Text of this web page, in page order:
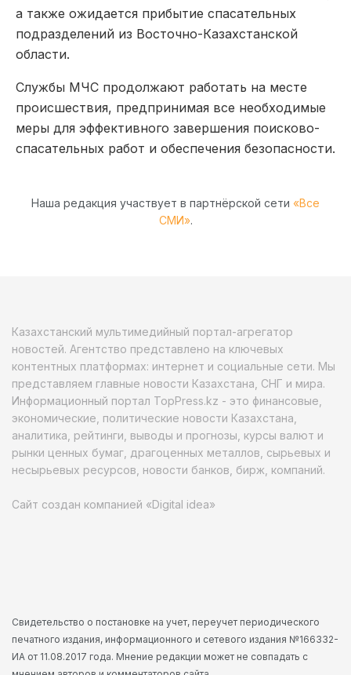
а также ожидается прибытие спасательных
подразделений из Восточно-Казахстанской
области.
Службы МЧС продолжают работать на месте
происшествия, предпринимая все необходимые
меры для эффективного завершения поисково-
спасательных работ и обеспечения безопасности.
Наша редакция участвует в партнёрской сети «Все
СМИ».
Казахстанский мультимедийный портал-агрегатор
новостей. Агентство представлено на ключевых
контентных платформах: интернет и социальные сети. Мы
представляем главные новости Казахстана, СНГ и мира.
Информационный портал TopPress.kz - это финансовые,
экономические, политические новости Казахстана,
аналитика, рейтинги, выводы и прогнозы, курсы валют и
рынки ценных бумаг, драгоценных металлов, сырьевых и
несырьевых ресурсов, новости банков, бирж, компаний.
Сайт создан компанией «Digital idea»
Свидетельство о постановке на учет, переучет периодического
печатного издания, информационного и сетевого издания №166332-
ИА от 11.08.2017 года. Мнение редакции может не совпадать с